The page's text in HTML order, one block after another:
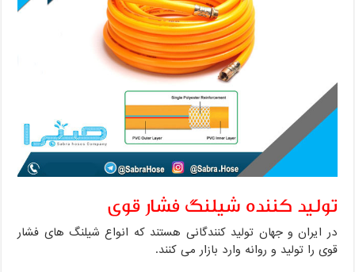
تولید کننده شیلنگ فشار قوی
در ایران و جهان تولید کنندگانی هستند که انواع شیلنگ های فشار
قوی را تولید و روانه وارد بازار می کنند.